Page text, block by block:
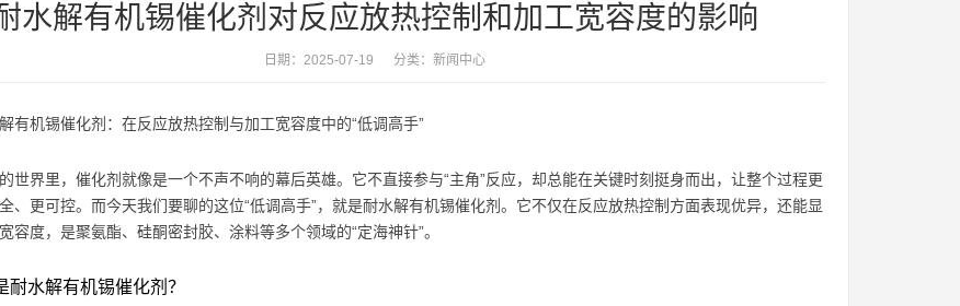
水解有机锡催化剂对反应放热控制和加工宽容度的影响
日期：2025-07-19 分类： 新闻中心
有机锡催化剂：在反应放热控制与加工宽容度中的“低调高手”
世界里，催化剂就像是一个不声不响的幕后英雄。它不直接参与“主角”反应，却总能在关键时刻挺身而出，让整个过程更
、更可控。而今天我们要聊的这位“低调高手”，就是耐水解有机锡催化剂。它不仅在反应放热控制方面表现优异，还能显
容度，是聚氨酯、硅酮密封胶、涂料等多个领域的“定海神针”。
耐水解有机锡催化剂？